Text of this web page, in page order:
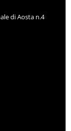
di Aosta n.4